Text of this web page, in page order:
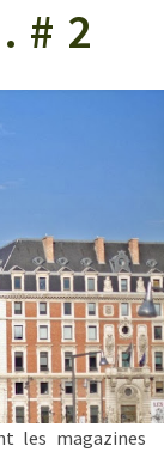
# 2
les magazines